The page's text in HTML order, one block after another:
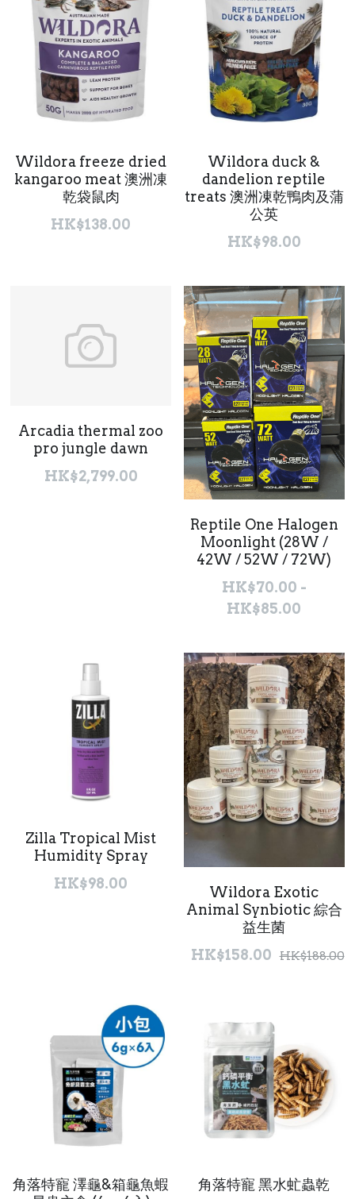
Wildora freeze dried
kangaroo meat 澳洲凍
乾袋鼠肉
HK$138.00
Wildora duck &
dandelion reptile
treats 澳洲凍乾鴨肉及蒲
公英
HK$98.00
Arcadia thermal zoo
pro jungle dawn
HK$2,799.00
Reptile One Halogen
Moonlight (28W /
42W / 52W / 72W)
HK$70.00 -
HK$85.00
Zilla Tropical Mist
Humidity Spray
HK$98.00
Wildora Exotic
Animal Synbiotic 綜合
益生菌
HK$158.00 HK$188.00
角落特寵 澤龜&箱龜魚蝦
角落特寵 黑水虻蟲乾